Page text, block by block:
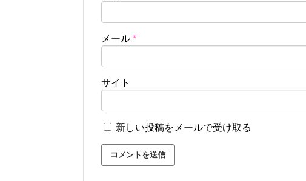
メール *
サイト
新しい投稿をメールで受け取る